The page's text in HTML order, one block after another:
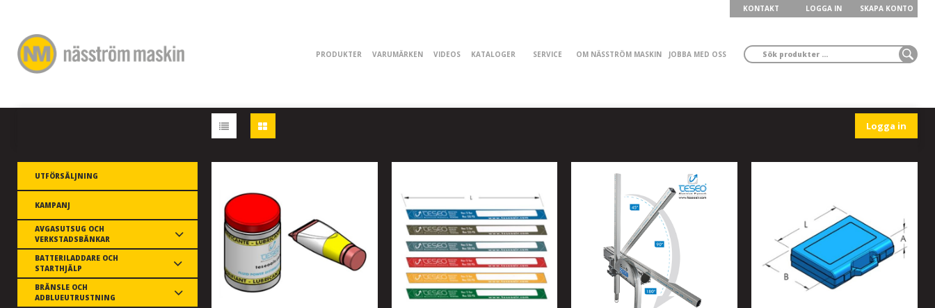
KONTAKT LOGGA IN SKAPA KONTO
PRODUKTER VARUMÄRKEN VIDEOS KATALOGER SERVICE OM NÄSSTRÖM MASKIN JOBBA MED OSS
Logga in
UTFÖRSÄLJNING
KAMPANJ
AVGASUTSUG OCH
VERKSTADSBÄNKAR
BATTERILADDARE OCH
STARTHJÄLP
BRÄNSLE OCH
ADBLUEUTRUSTNING